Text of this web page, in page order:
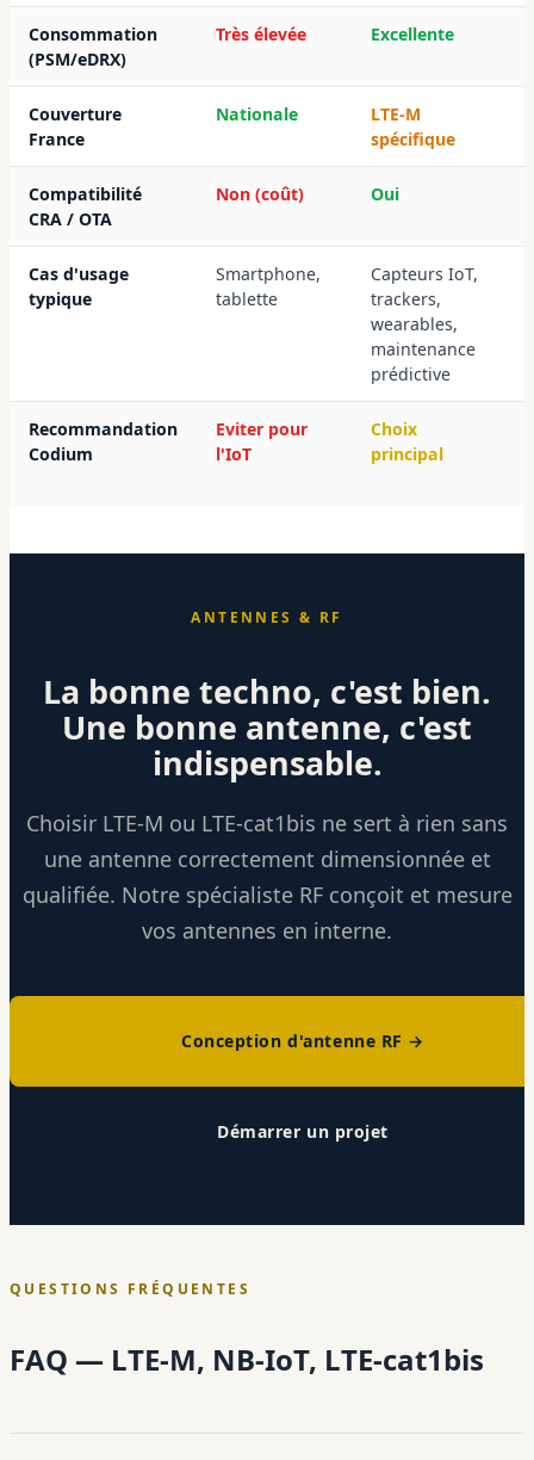
Consommation
(PSM/eDRX)
Très élevée Excellente
Couverture
France
Nationale
LTE-M
spécifique
Compatibilité
CRA / OTA
Non (coût) Oui
Cas d'usage
typique
Smartphone,
tablette
Capteurs IoT,
trackers,
wearables,
maintenance
prédictive
Recommandation
Codium
Eviter pour
l'IoT
Choix
principal
ANTENNES & RF
La bonne techno, c'est bien.
Une bonne antenne, c'est
indispensable.
Choisir LTE-M ou LTE-cat1bis ne sert à rien sans
une antenne correctement dimensionnée et
qualifiée. Notre spécialiste RF conçoit et mesure
vos antennes en interne.
Conception d'antenne RF →
Démarrer un projet
QUESTIONS FRÉQUENTES
FAQ — LTE-M, NB-IoT, LTE-cat1bis